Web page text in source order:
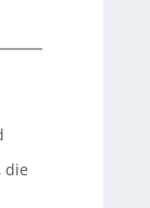
die